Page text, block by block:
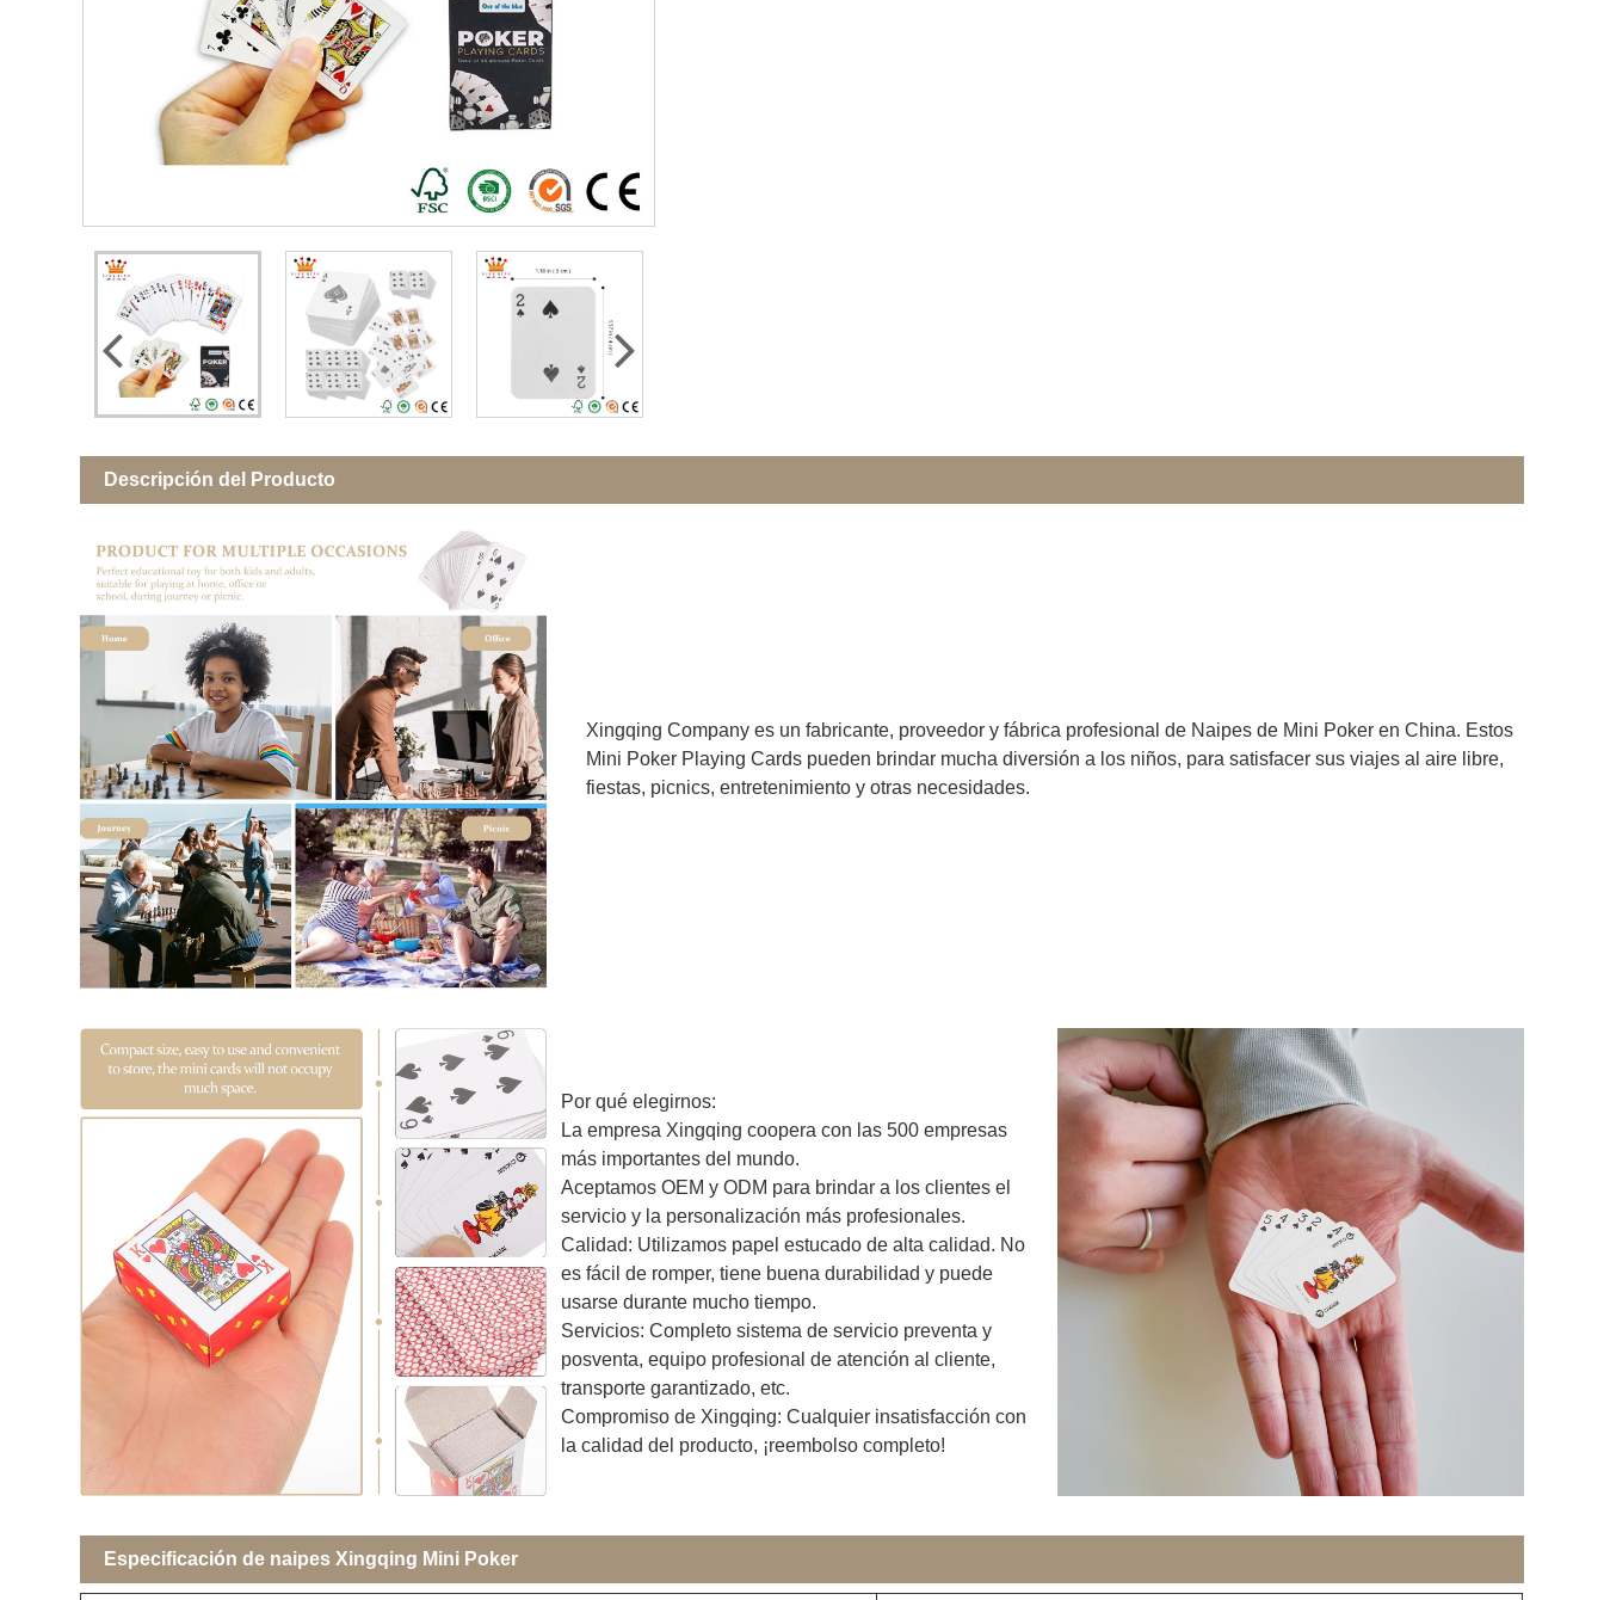
Descripción del Producto
Xingqing Company es un fabricante, proveedor y fábrica profesional de Naipes de Mini Poker en China. Estos
Mini Poker Playing Cards pueden brindar mucha diversión a los niños, para satisfacer sus viajes al aire libre,
fiestas, picnics, entretenimiento y otras necesidades.
Por qué elegirnos:
La empresa Xingqing coopera con las 500 empresas
más importantes del mundo.
Aceptamos OEM y ODM para brindar a los clientes el
servicio y la personalización más profesionales.
Calidad: Utilizamos papel estucado de alta calidad. No
es fácil de romper, tiene buena durabilidad y puede
usarse durante mucho tiempo.
Servicios: Completo sistema de servicio preventa y
posventa, equipo profesional de atención al cliente,
transporte garantizado, etc.
Compromiso de Xingqing: Cualquier insatisfacción con
la calidad del producto, ¡reembolso completo!
Especificación de naipes Xingqing Mini Poker